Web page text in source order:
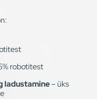
robotitest
ladustamine– üks